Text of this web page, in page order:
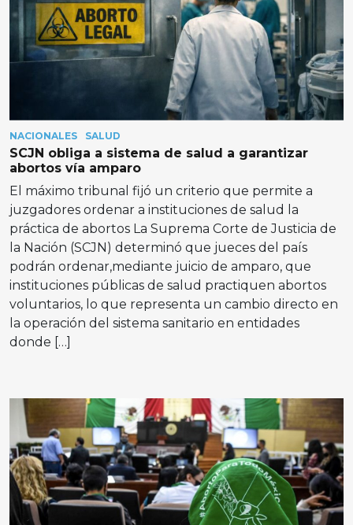
NACIONALES SALUD
SCJN obliga a sistema de salud a garantizar
abortos vía amparo
El máximo tribunal fijó un criterio que permite a
juzgadores ordenar a instituciones de salud la
práctica de abortos La Suprema Corte de Justicia de
la Nación (SCJN) determinó que jueces del país
podrán ordenar,mediante juicio de amparo, que
instituciones públicas de salud practiquen abortos
voluntarios, lo que representa un cambio directo en
la operación del sistema sanitario en entidades
donde […]